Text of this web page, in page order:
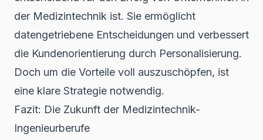
der Medizintechnik ist. Sie ermöglicht
datengetriebene Entscheidungen und verbessert
die Kundenorientierung durch Personalisierung.
Doch um die Vorteile voll auszuschöpfen, ist
eine klare Strategie notwendig.
Fazit: Die Zukunft der Medizintechnik-
Ingenieurberufe